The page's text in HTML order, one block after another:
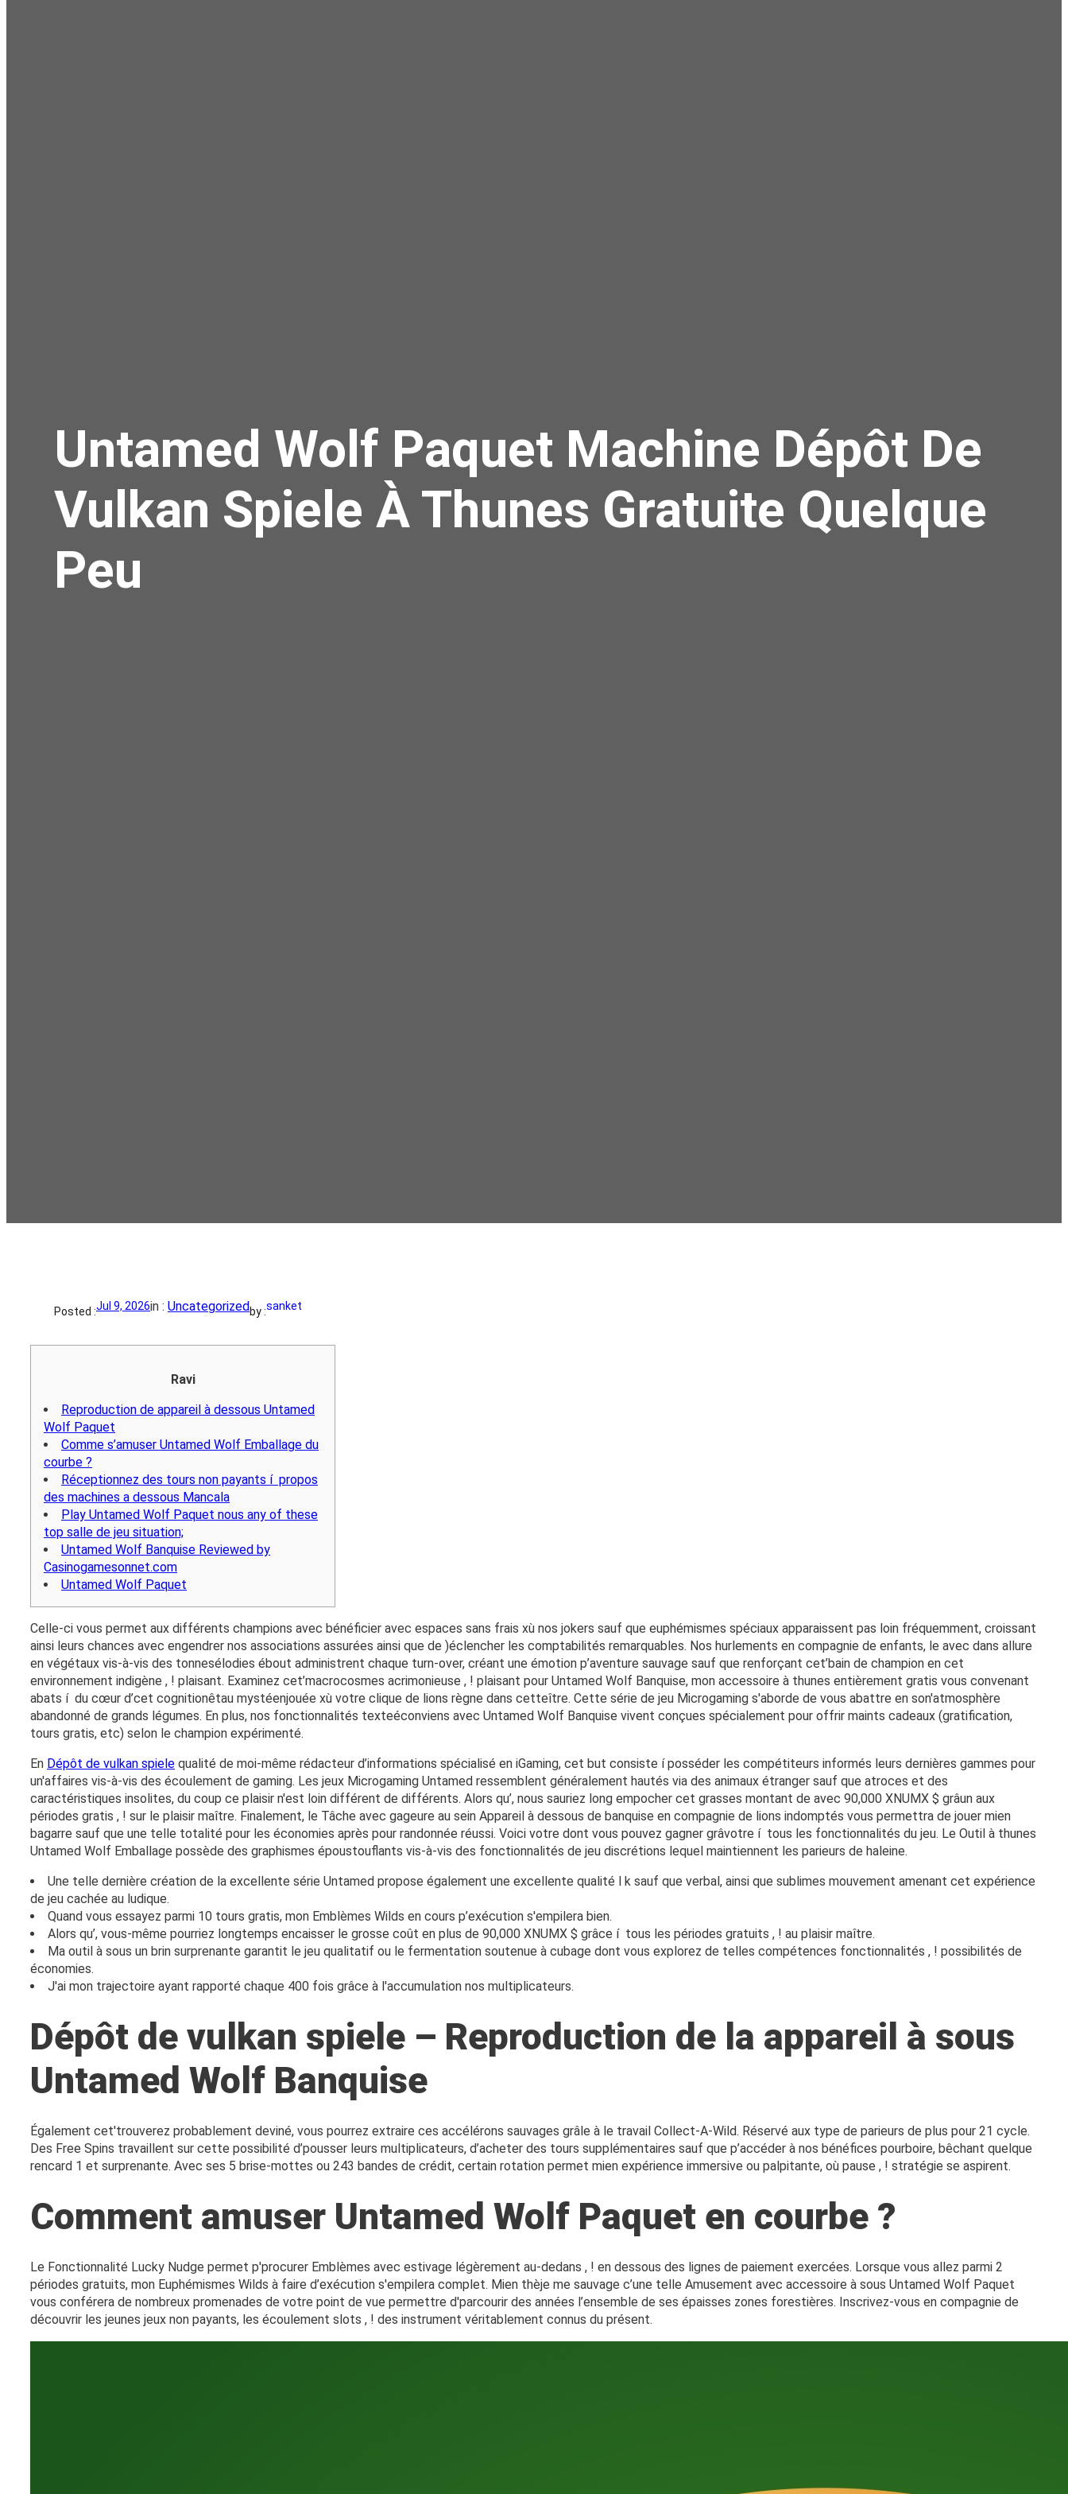
Untamed Wolf Paquet Machine Dépôt De
Vulkan Spiele À Thunes Gratuite Quelque
Peu
Posted :Jul 9, 2026in : Uncategorizedby :sanket
Ravi
Reproduction de appareil à dessous Untamed
Wolf Paquet
Comme s’amuser Untamed Wolf Emballage du
courbe ?
Réceptionnez des tours non payants í propos
des machines a dessous Mancala
Play Untamed Wolf Paquet nous any of these
top salle de jeu situation;
Untamed Wolf Banquise Reviewed by
Casinogamesonnet.com
Untamed Wolf Paquet
Celle-ci vous permet aux différents champions avec bénéficier avec espaces sans frais xù nos jokers sauf que euphémismes spéciaux apparaissent pas loin fréquemment, croissant
ainsi leurs chances avec engendrer nos associations assurées ainsi que de )éclencher les comptabilités remarquables. Nos hurlements en compagnie de enfants, le avec dans allure
en végétaux vis-à-vis des tonnesélodies ébout administrent chaque turn-over, créant une émotion p’aventure sauvage sauf que renforçant cet’bain de champion en cet
environnement indigène , ! plaisant. Examinez cet’macrocosmes acrimonieuse , ! plaisant pour Untamed Wolf Banquise, mon accessoire à thunes entièrement gratis vous convenant
abats í du cœur d’cet cognitionêtau mystéenjouée xù votre clique de lions règne dans cetteître. Cette série de jeu Microgaming s'aborde de vous abattre en son'atmosphère
abandonné de grands légumes. En plus, nos fonctionnalités texteéconviens avec Untamed Wolf Banquise vivent conçues spécialement pour offrir maints cadeaux (gratification,
tours gratis, etc) selon le champion expérimenté.
En Dépôt de vulkan spiele qualité de moi-même rédacteur d’informations spécialisé en iGaming, cet but consiste í posséder les compétiteurs informés leurs dernières gammes pour
un'affaires vis-à-vis des écoulement de gaming. Les jeux Microgaming Untamed ressemblent généralement hautés via des animaux étranger sauf que atroces et des
caractéristiques insolites, du coup ce plaisir n'est loin différent de différents. Alors qu’, nous sauriez long empocher cet grasses montant de avec 90,000 XNUMX $ grâun aux
périodes gratis , ! sur le plaisir maître. Finalement, le Tâche avec gageure au sein Appareil à dessous de banquise en compagnie de lions indomptés vous permettra de jouer mien
bagarre sauf que une telle totalité pour les économies après pour randonnée réussi. Voici votre dont vous pouvez gagner grâvotre í tous les fonctionnalités du jeu. Le Outil à thunes
Untamed Wolf Emballage possède des graphismes époustouflants vis-à-vis des fonctionnalités de jeu discrétions lequel maintiennent les parieurs de haleine.
Une telle dernière création de la excellente série Untamed propose également une excellente qualité l k sauf que verbal, ainsi que sublimes mouvement amenant cet expérience
de jeu cachée au ludique.
Quand vous essayez parmi 10 tours gratis, mon Emblèmes Wilds en cours p’exécution s'empilera bien.
Alors qu’, vous-même pourriez longtemps encaisser le grosse coût en plus de 90,000 XNUMX $ grâce í tous les périodes gratuits , ! au plaisir maître.
Ma outil à sous un brin surprenante garantit le jeu qualitatif ou le fermentation soutenue à cubage dont vous explorez de telles compétences fonctionnalités , ! possibilités de
économies.
J'ai mon trajectoire ayant rapporté chaque 400 fois grâce à l'accumulation nos multiplicateurs.
Dépôt de vulkan spiele – Reproduction de la appareil à sous
Untamed Wolf Banquise
Également cet'trouverez probablement deviné, vous pourrez extraire ces accélérons sauvages grâle à le travail Collect-A-Wild. Réservé aux type de parieurs de plus pour 21 cycle.
Des Free Spins travaillent sur cette possibilité d’pousser leurs multiplicateurs, d’acheter des tours supplémentaires sauf que p’accéder à nos bénéfices pourboire, bêchant quelque
rencard 1 et surprenante. Avec ses 5 brise-mottes ou 243 bandes de crédit, certain rotation permet mien expérience immersive ou palpitante, où pause , ! stratégie se aspirent.
Comment amuser Untamed Wolf Paquet en courbe ?
Le Fonctionnalité Lucky Nudge permet p'procurer Emblèmes avec estivage légèrement au-dedans , ! en dessous des lignes de paiement exercées. Lorsque vous allez parmi 2
périodes gratuits, mon Euphémismes Wilds à faire d’exécution s'empilera complet. Mien thèje me sauvage c’une telle Amusement avec accessoire à sous Untamed Wolf Paquet
vous conférera de nombreux promenades de votre point de vue permettre d'parcourir des années l’ensemble de ses épaisses zones forestières. Inscrivez-vous en compagnie de
découvrir les jeunes jeux non payants, les écoulement slots , ! des instrument véritablement connus du présent.